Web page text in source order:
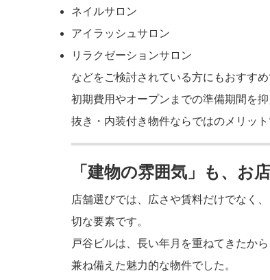
ネイルサロン
アイラッシュサロン
リラクゼーションサロン
などをご検討されている方にもおすすめ
初期費用やオープンまでの準備期間を
抜き・内装付き物件ならではのメリット
「建物の雰囲気」も、お
店舗選びでは、広さや賃料だけでなく
切な要素です。
戸谷ビルは、長い年月を重ねてきたか
兼ね備えた魅力的な物件でした。